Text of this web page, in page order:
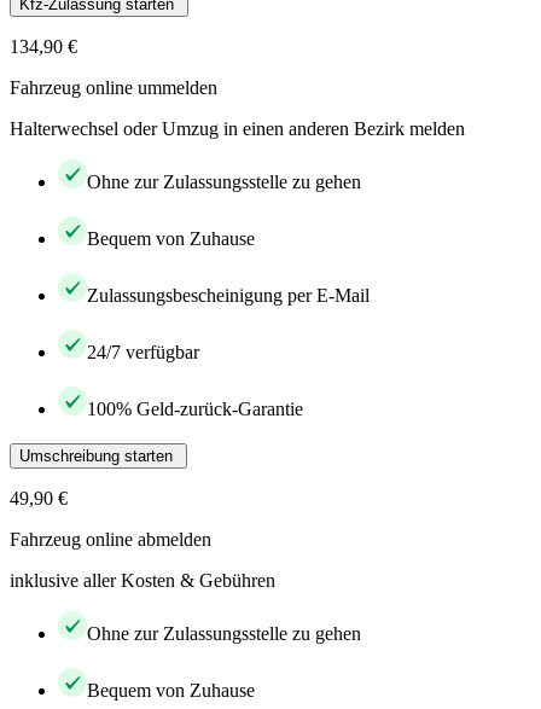
Kfz-Zulassung starten
134,90 €
Fahrzeug online ummelden
Halterwechsel oder Umzug in einen anderen Bezirk melden
Ohne zur Zulassungsstelle zu gehen
Bequem von Zuhause
Zulassungsbescheinigung per E-Mail
24/7 verfügbar
100% Geld-zurück-Garantie
Umschreibung starten
49,90 €
Fahrzeug online abmelden
inklusive aller Kosten & Gebühren
Ohne zur Zulassungsstelle zu gehen
Bequem von Zuhause